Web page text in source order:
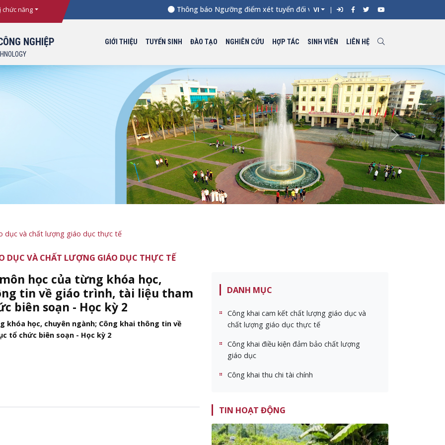
chức năng Thông báo Ngưỡng điểm xét tuyển đối với từng ngành đào tạo Đại học chính quy
VI
NGHIỆP GIỚI THIỆU TUYỂN SINH ĐÀO TẠO NGHIÊN CỨU HỢP TÁC SINH VIÊN LIÊN HỆ
Next
dục và chất lượng giáo dục thực tế
DỤC VÀ CHẤT LƯỢNG GIÁO DỤC THỰC TẾ
học của từng khóa học,
tin về giáo trình, tài liệu tham
biên soạn - Học kỳ 2
khóa học, chuyên ngành; Công khai thông tin về
tổ chức biên soạn - Học kỳ 2
DANH MỤC
Công khai cam kết chất lượng giáo dục và
chất lượng giáo dục thực tế
Công khai điều kiện đảm bảo chất lượng
giáo dục
Công khai thu chi tài chính
TIN HOẠT ĐỘNG